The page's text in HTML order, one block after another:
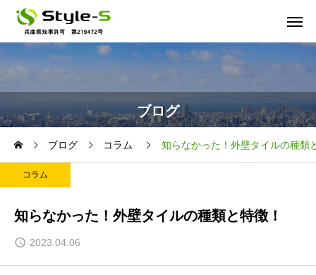
ブログ
ブログ コラム 知らなかった！外壁タイルの種類
コラム
知らなかった！外壁タイルの種類と特徴！
2023.04.06